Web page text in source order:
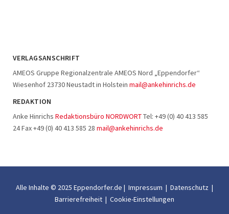
VERLAGSANSCHRIFT
AMEOS Gruppe Regionalzentrale AMEOS Nord „Eppendorfer“
Wiesenhof 23730 Neustadt in Holstein mail@ankehinrichs.de
REDAKTION
Anke Hinrichs Redaktionsbüro NORDWORTTel: +49 (0) 40 413 585
24 Fax +49 (0) 40 413 585 28 mail@ankehinrichs.de
Alle Inhalte © 2025 Eppendorfer.de | Impressum | Datenschutz |
Barrierefreiheit | Cookie-Einstellungen